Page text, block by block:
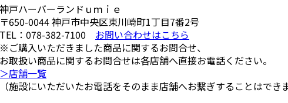
神戸ハーバーランドｕｍｉｅ
〒650-0044神戸市中央区東川崎町1丁目7番2号
TEL： 078-382-7100
お問い合わせはこちら
※ご購入いただきました商品に関するお問合せ、
お取扱い商品に関するお問合せは各店舗へ直接お電話ください。
＞店舗一覧
（施設にいただいたお電話をそのまま店舗へお繋ぎすることはでき